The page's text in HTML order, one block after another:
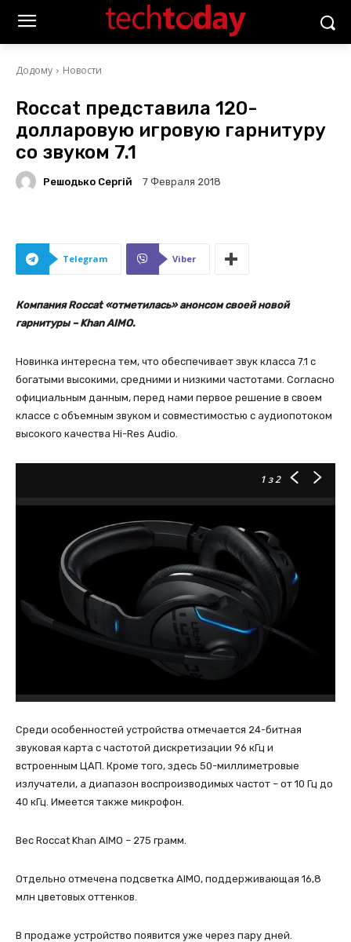
Додому Новости
Roccat представила 120-
долларовую игровую гарнитуру
со звуком 7.1
Решодько Сергій 7 Февраля 2018
Telegram Viber
Компания Roccat «отметилась» анонсом своей новой
гарнитуры – Khan AIMO.
Новинка интересна тем, что обеспечивает звук класса 7.1 c
богатыми высокими, средними и низкими частотами. Согласно
официальным данным, перед нами первое решение в своем
классе с объемным звуком и совместимостью с аудиопотоком
высокого качества Hi-Res Audio.
1з 2
Среди особенностей устройства отмечается 24-битная
звуковая карта с частотой дискретизации 96 кГц и
встроенным ЦАП. Кроме того, здесь 50-миллиметровые
излучатели, а диапазон воспроизводимых частот – от 10 Гц до
40 кГц. Имеется также микрофон.
Вес Roccat Khan AIMO – 275 грамм.
Отдельно отмечена подсветка AIMO, поддерживающая 16,8
млн цветовых оттенков.
В продаже устройство появится уже через пару дней.